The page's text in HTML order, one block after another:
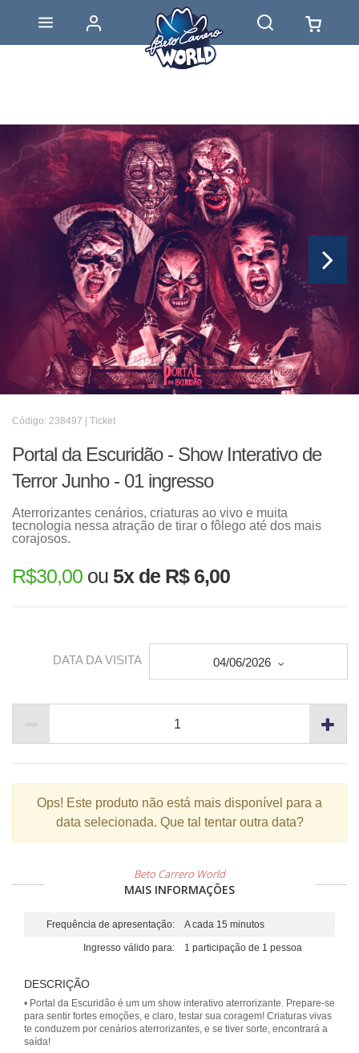
Código: 238497 | Ticket
Portal da Escuridão - Show Interativo de
Terror Junho - 01 ingresso
Aterrorizantes cenários, criaturas ao vivo e muita
tecnologia nessa atração de tirar o fôlego até dos mais
corajosos.
R$30,00 ou 5x de R$ 6,00
DATA DA VISITA 04/06/2026
Ops! Este produto não está mais disponível para a
data selecionada. Que tal tentar outra data?
Beto Carrero World
MAIS INFORMAÇÕES
Frequência de apresentação: A cada 15 minutos
Ingresso válido para: 1 participação de 1 pessoa
DESCRIÇÃO
• Portal da Escuridão é um um show interativo aterrorizante. Prepare-se
para sentir fortes emoções, e claro, testar sua coragem! Criaturas vivas
te conduzem por cenários aterrorizantes, e se tiver sorte, encontrará a
saída!